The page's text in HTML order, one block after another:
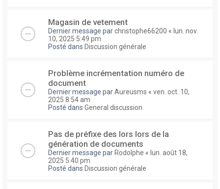
Magasin de vetement
Dernier message parchristophe66200 « lun. nov.
10, 2025 5:49 pm
Posté dans Discussion générale
Problème incrémentation numéro de
document
Dernier message parAureusms « ven. oct. 10,
2025 8:54 am
Posté dans General discussion
Pas de préfixe des lors lors de la
génération de documents
Dernier message par Rodolphe « lun. août 18,
2025 5:40 pm
Posté dans Discussion générale